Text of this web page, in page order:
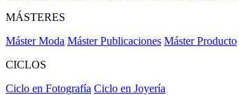
MÁSTERES
Máster Moda Máster Publicaciones Máster Producto
CICLOS
Ciclo en Fotografía Ciclo en Joyería